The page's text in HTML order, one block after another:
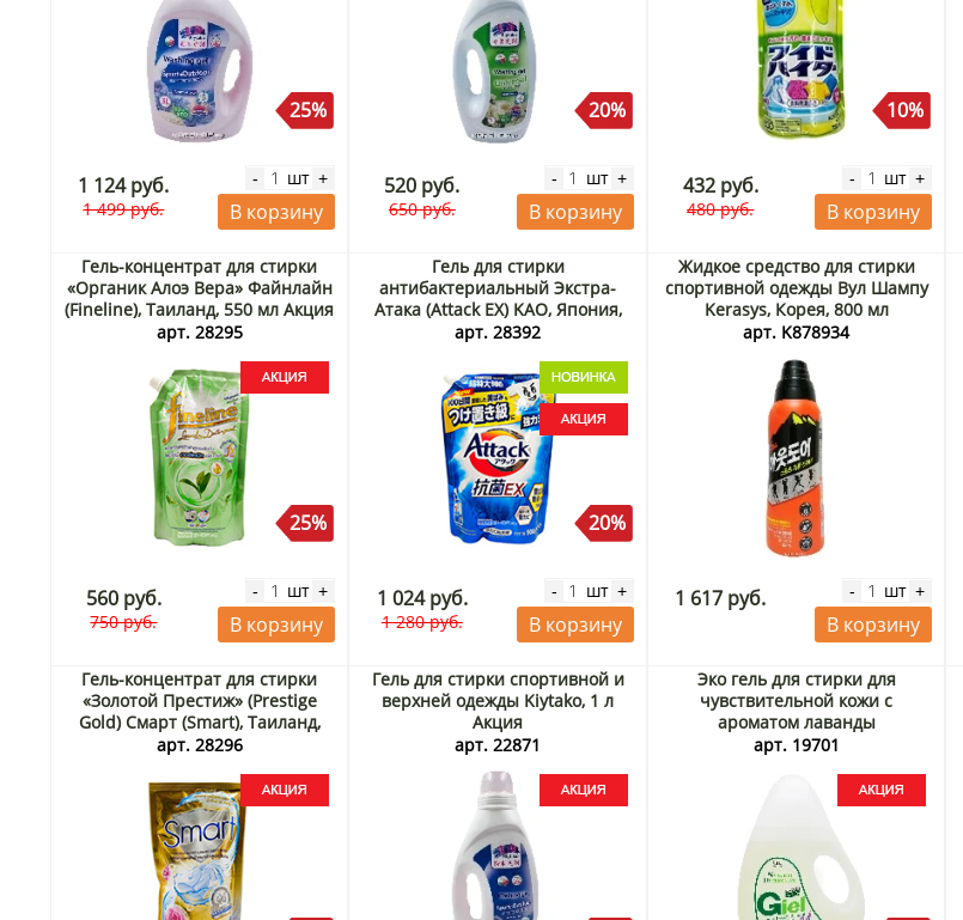
25%
1 124 руб.
1 499 руб.
- шт +
В корзину
20%
520 руб.
650 руб.
- шт +
В корзину
10%
432 руб.
480 руб.
- шт +
В корзину
Гель-концентрат для стирки
«Органик Алоэ Вера» Файнлайн
(Fineline), Таиланд, 550 мл Акция
арт. 28295
25%
560 руб.
750 руб.
- шт +
В корзину
Гель для стирки
антибактериальный Экстра-
Атака (Attack EX) KAO, Япония,
900 г Акция
арт. 28392
20%
1 024 руб.
1 280 руб.
- шт +
В корзину
Жидкое средство для стирки
спортивной одежды Вул Шампу
Kerasys, Корея, 800 мл
арт. K878934
1 617 руб. - шт +
В корзину
Гель-концентрат для стирки
«Золотой Престиж» (Prestige
Gold) Смарт (Smart), Таиланд,
550 мл Акция
арт. 28296
Гель для стирки спортивной и
верхней одежды Kiytako, 1 л
Акция
арт. 22871
Эко гель для стирки для
чувствительной кожи с
ароматом лаванды
суперконцентрат Giel, Корея, 1,3
арт. 19701